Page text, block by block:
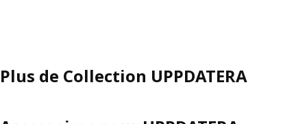
Plus de Collection UPPDATERA